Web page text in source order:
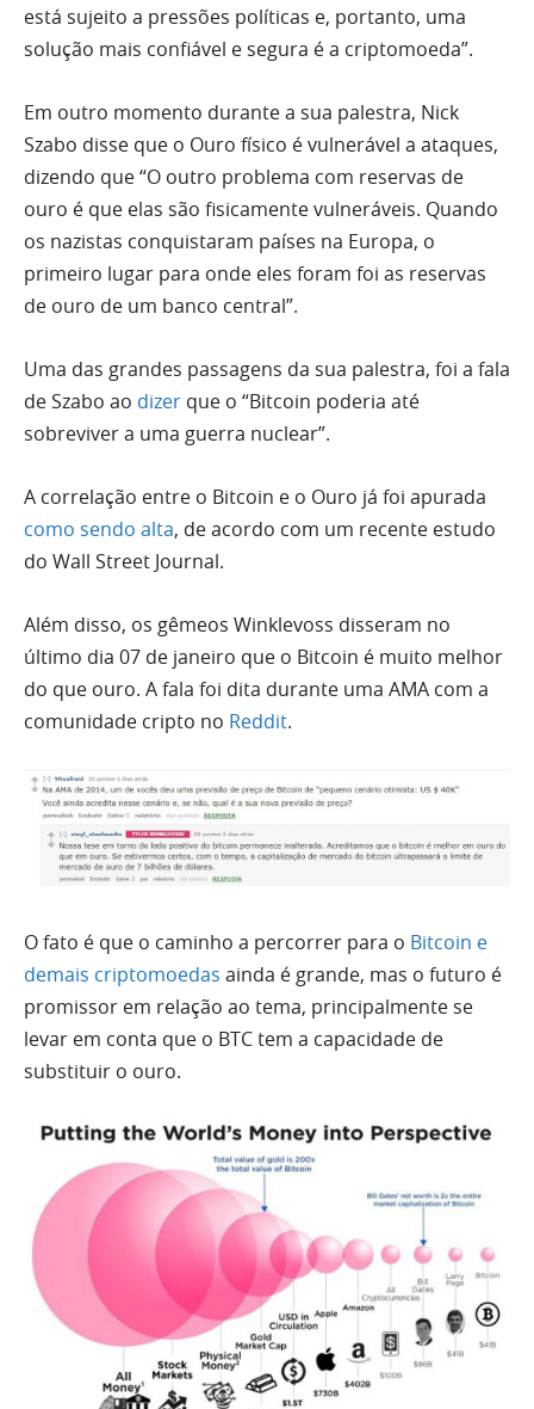
está sujeito a pressões políticas e, portanto, uma
solução mais confiável e segura é a criptomoeda”.
Em outro momento durante a sua palestra, Nick
Szabo disse que o Ouro físico é vulnerável a ataques,
dizendo que “O outro problema com reservas de
ouro é que elas são fisicamente vulneráveis. Quando
os nazistas conquistaram países na Europa, o
primeiro lugar para onde eles foram foi as reservas
de ouro de um banco central”.
Uma das grandes passagens da sua palestra, foi a fala
de Szabo ao dizer que o “Bitcoin poderia até
sobreviver a uma guerra nuclear”.
A correlação entre o Bitcoin e o Ouro já foi apurada
como sendo alta, de acordo com um recente estudo
do Wall Street Journal.
Além disso, os gêmeos Winklevoss disseram no
último dia 07 de janeiro que o Bitcoin é muito melhor
do que ouro. A fala foi dita durante uma AMA com a
comunidade cripto no Reddit.
O fato é que o caminho a percorrer para o Bitcoin e
demais criptomoedas ainda é grande, mas o futuro é
promissor em relação ao tema, principalmente se
levar em conta que o BTC tem a capacidade de
substituir o ouro.